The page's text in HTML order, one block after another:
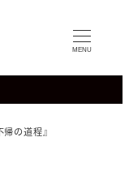
MENU
の道程』